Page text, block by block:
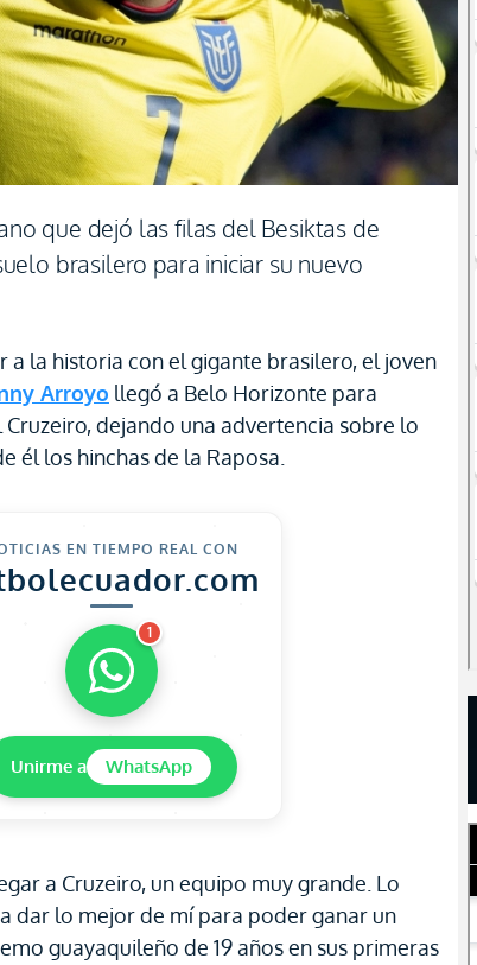
que dejó las filas del Besiktas de
brasilero para iniciar su nuevo
a la historia con el gigante brasilero, el joven
Arroyo llegó a Belo Horizonte para
Cruzeiro, dejando una advertencia sobre lo
él los hinchas de la Raposa.
EN TIEMPO REAL CON
1
Unirme a WhatsApp
a Cruzeiro, un equipo muy grande. Lo
dar lo mejor de mí para poder ganar un
guayaquileño de 19 años en sus primeras